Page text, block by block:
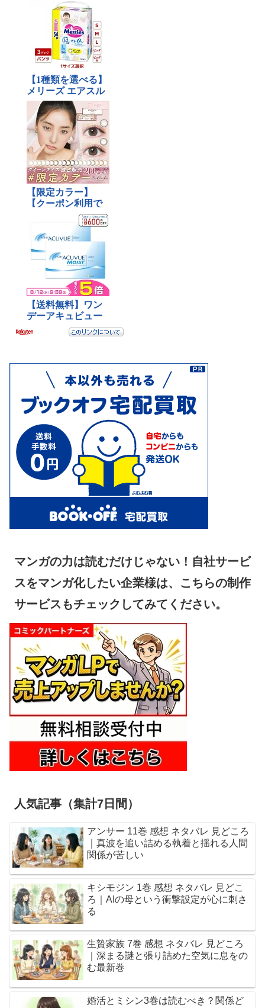
マンガの力は読むだけじゃない！自社サービ
スをマンガ化したい企業様は、こちらの制作
サービスもチェックしてみてください。
人気記事（集計7日間）
アンサー 11巻 感想 ネタバレ 見どころ
｜真波を追い詰める執着と揺れる人間
関係が苦しい
キシモジン 1巻 感想 ネタバレ 見どこ
ろ｜AIの母という衝撃設定が心に刺さ
る
生贄家族 7巻 感想 ネタバレ 見どころ
｜深まる謎と張り詰めた空気に息をの
む最新巻
婚活とミシン3巻は読むべき？関係ど